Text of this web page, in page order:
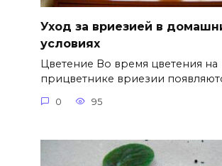
Уход за вриезией в
условиях
Цветение Во время цветения на
прицветнике вриезии
0 95